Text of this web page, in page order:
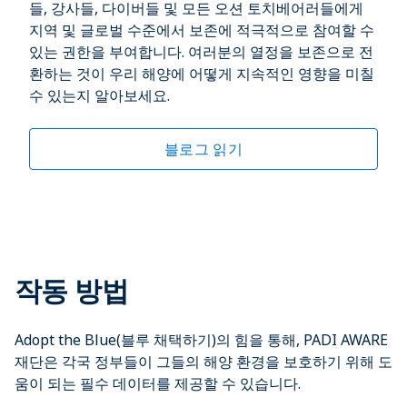
들, 강사들, 다이버들 및 모든 오션 토치베어러들에게
지역 및 글로벌 수준에서 보존에 적극적으로 참여할 수
있는 권한을 부여합니다. 여러분의 열정을 보존으로 전
환하는 것이 우리 해양에 어떻게 지속적인 영향을 미칠
수 있는지 알아보세요.
블로그 읽기
작동 방법
Adopt the Blue(블루 채택하기)의 힘을 통해, PADI AWARE
재단은 각국 정부들이 그들의 해양 환경을 보호하기 위해 도
움이 되는 필수 데이터를 제공할 수 있습니다.